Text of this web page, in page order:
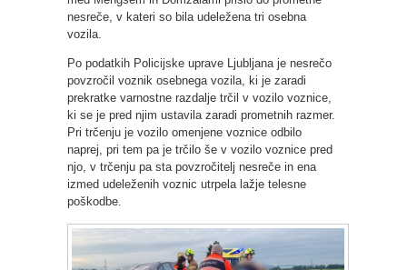
nesreče, v kateri so bila udeležena tri osebna
vozila.
Po podatkih Policijske uprave Ljubljana je nesrečo
povzročil voznik osebnega vozila, ki je zaradi
prekratke varnostne razdalje trčil v vozilo voznice,
ki se je pred njim ustavila zaradi prometnih razmer.
Pri trčenju je vozilo omenjene voznice odbilo
naprej, pri tem pa je trčilo še v vozilo voznice pred
njo, v trčenju pa sta povzročitelj nesreče in ena
izmed udeleženih voznic utrpela lažje telesne
poškodbe.